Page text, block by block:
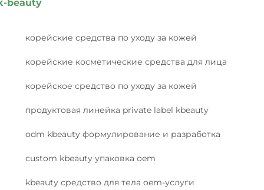
beauty
корейские средства по уходу за кожей
корейские косметические средства для лица
корейское средство по уходу за кожей
продуктовая линейка private label kbeauty
odm kbeauty формулирование и разработка
custom kbeauty упаковка oem
kbeauty средство для тела oem-услуги